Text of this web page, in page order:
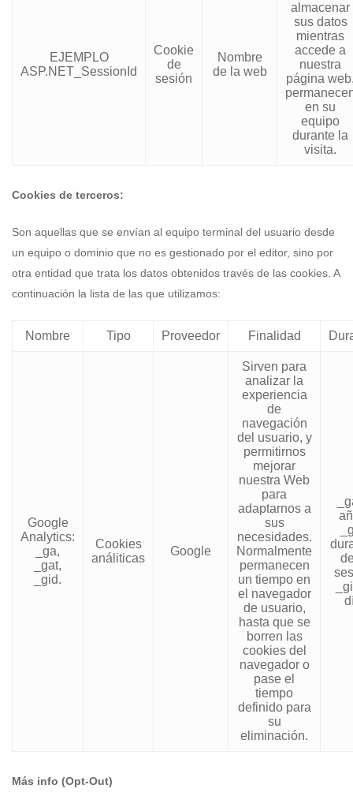
EJEMPLO
ASP.NET_SessionId
Cookie
de
sesión
Nombre
de la web
almacenar
sus datos
mientras
accede a
nuestra
página
en su
equipo
durante la
visita.
Cookies de terceros:
Son aquellas que se envían al equipo terminal del usuario desde
un equipo o dominio que no es gestionado por el editor, sino por
otra entidad que trata los datos obtenidos través de las cookies. A
continuación la lista de las que utilizamos:
Nombre Tipo Proveedor Finalidad
Google
Analytics:
_ga,
_gat,
_gid.
Cookies
análiticas
Google
Sirven para
analizar la
experiencia
de
navegación
del usuario, y
permitirnos
mejorar
nuestra Web
para
adaptarnos a
sus
necesidades.
Normalmente
permanecen
un tiempo en
el navegador
de usuario,
hasta que se
borren las
cookies del
navegador o
pase el
tiempo
definido para
su
eliminación.
Más info (Opt-Out)